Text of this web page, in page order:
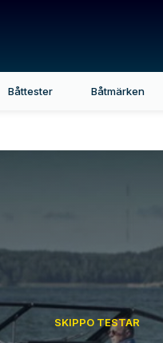
Båttester Båtmärken
SKIPPO TESTAR